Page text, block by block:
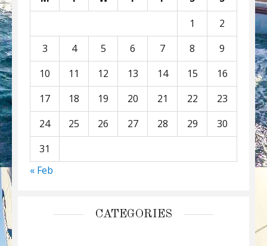
1
2
3
4 5 6 7 8
9
10
11 12 13 14 15
16
17
18 19 20 21 22
23
24
25 26 27 28 29
30
31
« Feb
CATEGORIES